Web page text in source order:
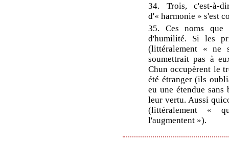
34. Trois, c'est-à-
d'« harmonie » s'est
35. Ces noms que
d'humilité. Si les
(littéralement « ne
soumettrait pas à
Chun occupèrent le
été étranger (ils
eu une étendue
leur vertu. Aussi
(littéralement «
l'augmentent »).